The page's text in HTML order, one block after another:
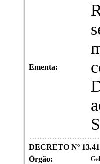
Ementa:
DECRETO Nº
Órgão: